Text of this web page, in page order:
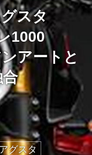
スタ
1000
アートと
グスタ